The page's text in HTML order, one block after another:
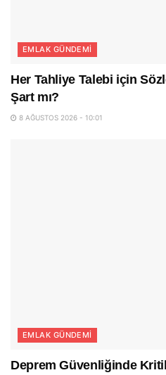
EMLAK GÜNDEMI
Her Tahliye Talebi için
Şart mı?
8 AĞUSTOS 2026 - 10:01
EMLAK GÜNDEMI
Deprem Güvenliğinde